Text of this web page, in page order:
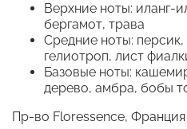
Верхние ноты: иланг-
бергамот, трава
Средние ноты:
гелиотроп, лист
Базовые ноты:
дерево, амбра, бобы
Пр-во Floressence, Франция